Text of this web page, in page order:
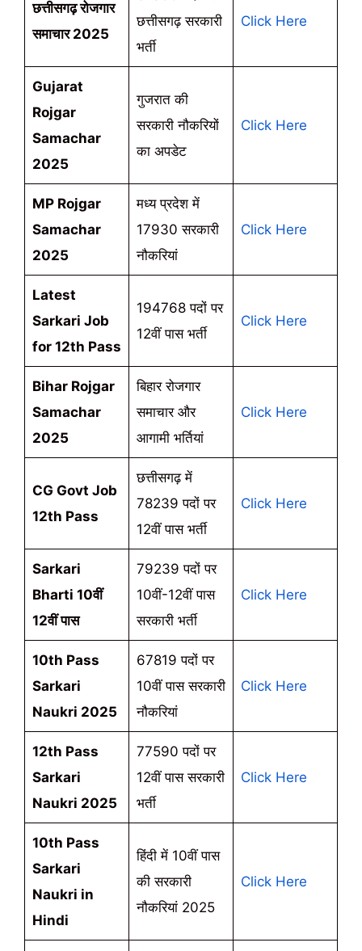
छत्तीसगढ़ रोजगार
समाचार 2025
छत्तीसगढ़ सरकारी
भर्ती
Click Here
Gujarat
Rojgar
Samachar
2025
गुजरात की
सरकारी नौकरियों
का अपडेट
Click Here
MP Rojgar
Samachar
2025
मध्य प्रदेश में
17930 सरकारी
नौकरियां
Click Here
Latest
Sarkari Job
for 12th Pass
194768 पदों पर
12वीं पास भर्ती
Click Here
Bihar Rojgar
Samachar
2025
बिहार रोजगार
समाचार और
आगामी भर्तियां
Click Here
CG Govt Job
12th Pass
छत्तीसगढ़ में
78239 पदों पर
12वीं पास भर्ती
Click Here
Sarkari
Bharti 10वीं
12वीं पास
79239 पदों पर
10वीं-12वीं पास
सरकारी भर्ती
Click Here
10th Pass
Sarkari
Naukri 2025
67819 पदों पर
10वीं पास सरकारी
नौकरियां
Click Here
12th Pass
Sarkari
Naukri 2025
77590 पदों पर
12वीं पास सरकारी
भर्ती
Click Here
10th Pass
Sarkari
Naukri in
Hindi
हिंदी में 10वीं पास
की सरकारी
नौकरियां 2025
Click Here